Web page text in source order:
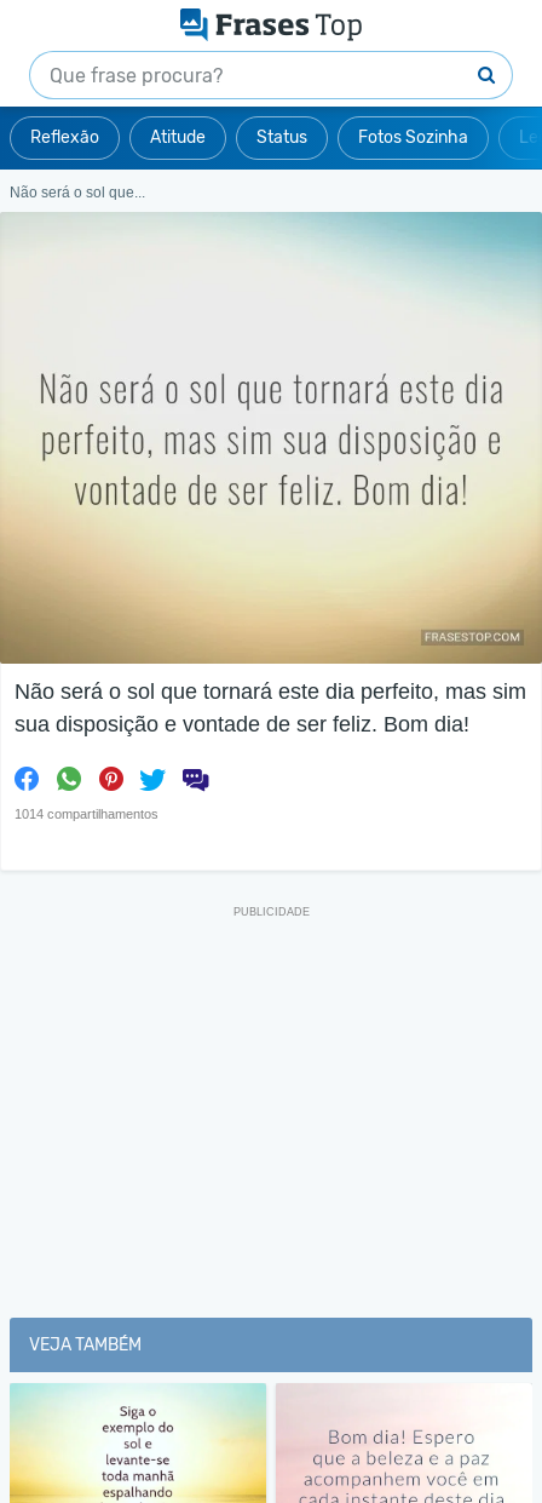
Reflexão Atitude Status Fotos Sozinha
Não será o sol que...
Não será o sol que tornará este dia perfeito, mas sim
sua disposição e vontade de ser feliz. Bom dia!
1014 compartilhamentos
VEJA TAMBÉM